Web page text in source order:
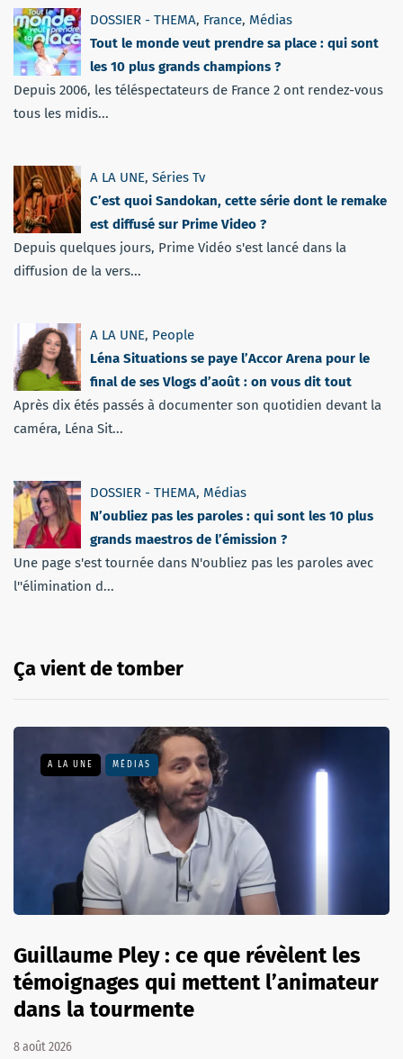
DOSSIER - THEMA, France, Médias
Tout le monde veut prendre sa place : qui sont
les 10 plus grands champions ?
Depuis 2006, les téléspectateurs de France 2 ont rendez-vous
tous les midis...
A LA UNE, Séries Tv
C’est quoi Sandokan, cette série dont le remake
est diffusé sur Prime Video ?
Depuis quelques jours, Prime Vidéo s'est lancé dans la
diffusion de la vers...
A LA UNE, People
Léna Situations se paye l’Accor Arena pour le
final de ses Vlogs d’août : on vous dit tout
Après dix étés passés à documenter son quotidien devant la
caméra, Léna Sit...
DOSSIER - THEMA, Médias
N’oubliez pas les paroles : qui sont les 10 plus
grands maestros de l’émission ?
Une page s'est tournée dans N'oubliez pas les paroles avec
l''élimination d...
Ça vient de tomber
A LA UNE MÉDIAS
Guillaume Pley : ce que révèlent les
témoignages qui mettent l’animateur
dans la tourmente
8 août 2026